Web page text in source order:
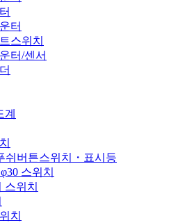
터
스위치
터/센서
계
쉬버튼스위치・표시등
스위치
스위치
치